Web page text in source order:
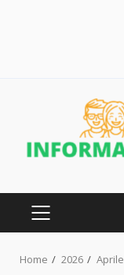
PRIMARY
Home 2026 Aprile